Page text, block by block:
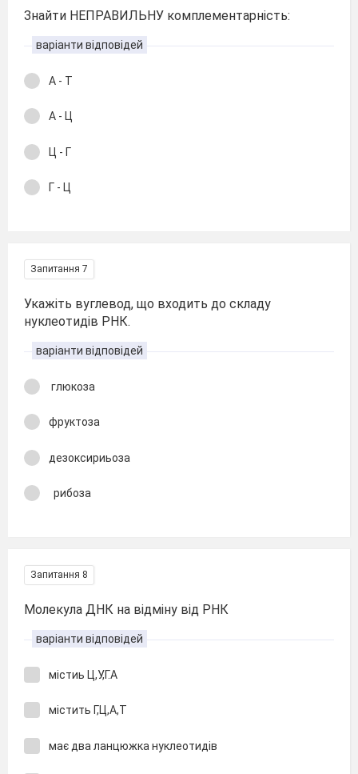
Знайти НЕПРАВИЛЬНУ комплементарність:
варіанти відповідей
А - Т
А - Ц
Ц - Г
Г - Ц
Запитання 7
Укажіть вуглевод, що входить до складу
нуклеотидів РНК.
варіанти відповідей
глюкоза
фруктоза
дезоксириьоза
рибоза
Запитання 8
Молекула ДНК на відміну від РНК
варіанти відповідей
містиь Ц,У,Г.А
містить Г,Ц,А,Т
має два ланцюжка нуклеотидів